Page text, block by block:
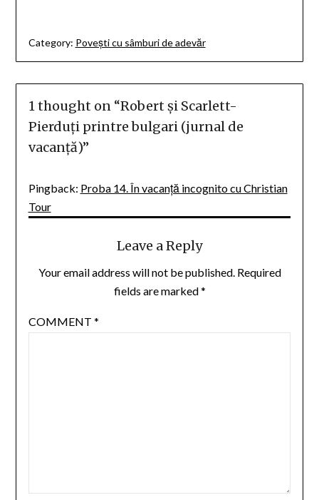
Category: Povești cu sâmburi de adevăr
1 thought on “Robert și Scarlett-
Pierduți printre bulgari (jurnal de
vacanță)”
Pingback: Proba 14. În vacanță incognito cu Christian
Tour
Leave a Reply
Your email address will not be published. Required
fields are marked*
COMMENT *